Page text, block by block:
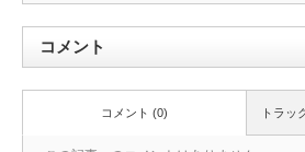
コメント
トラッ
コメント (0)